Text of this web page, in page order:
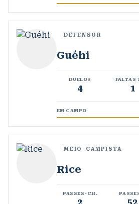
DEFENSOR
Guéhi
DUELOS
4
FALTAS
1
EM CAMPO
MEIO-CAMPISTA
Rice
PASSES-CH.